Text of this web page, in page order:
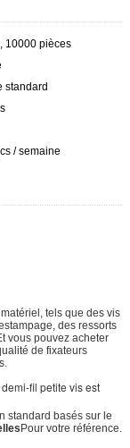
10000 pièces
standard
/ semaine
tels que des vis
des ressorts
vous pouvez acheter
de fixateurs
fil petite vis est
standard basés sur le
Pour votre référence.